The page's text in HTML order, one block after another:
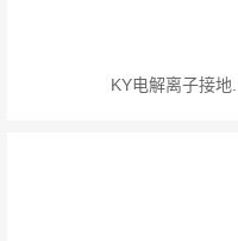
KY电解离子接地...